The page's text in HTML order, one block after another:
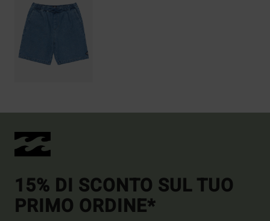
15% DI SCONTO SUL TUO
PRIMO ORDINE*